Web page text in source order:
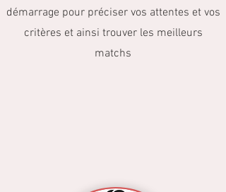
démarrage pour préciser vos attentes et vos
critères et ainsi trouver les meilleurs
matchs